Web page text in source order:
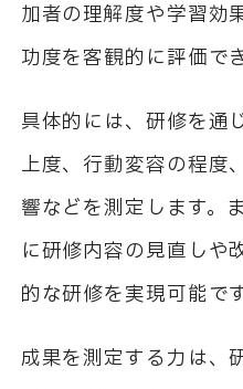
加者の理解度や学習効
功度を客観的に評価で
具体的には、研修を通
上度、行動変容の程度
響などを測定します。
に研修内容の見直しや
的な研修を実現可能です
成果を測定する力は、